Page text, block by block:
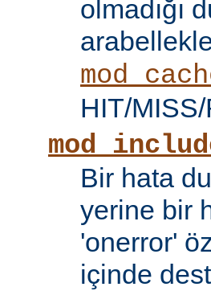
olmadığı
HIT/
Bir hata
yerine bir
'onerror'
içinde